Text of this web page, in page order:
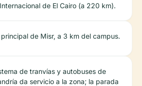
Internacional de El Cairo (a 220 km).
principal de Misr, a 3 km del campus.
de tranvías y autobuses de
da servicio a la zona; la parada